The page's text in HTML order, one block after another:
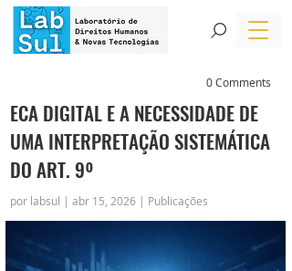
0 Comments
ECA DIGITAL E A NECESSIDADE DE
UMA INTERPRETAÇÃO SISTEMÁTICA
DO ART. 9º
por labsul | abr 15, 2026 | Publicações